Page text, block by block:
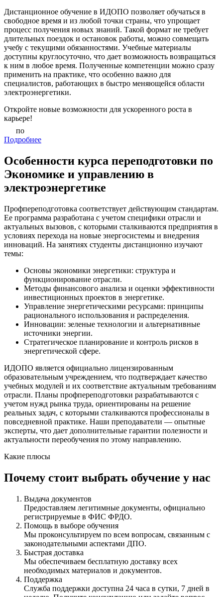
Дистанционное обучение в ИДОПО позволяет обучаться в
свободное время и из любой точки страны, что упрощает
процесс получения новых знаний. Такой формат не требует
длительных поездок и остановок работы, можно совмещать
учебу с текущими обязанностями. Учебные материалы
доступны круглосуточно, что дает возможность возвращаться
к ним в любое время. Полученные компетенции можно сразу
применить на практике, что особенно важно для
специалистов, работающих в быстро меняющейся области
электроэнергетики.
Откройте новые возможности для ускоренного роста в
карьере!
по
Подробнее
Особенности курса переподготовки по
Экономике и управлению в
электроэнергетике
Профпереподготовка соответствует действующим стандартам.
Ее программа разработана с учетом специфики отрасли и
актуальных вызовов, с которыми сталкиваются предприятия в
условиях перехода на новые энергосистемы и внедрения
инноваций. На занятиях студенты дистанционно изучают
темы:
Основы экономики энергетики: структура и
функционирование отрасли.
Методы финансового анализа и оценки эффективности
инвестиционных проектов в энергетике.
Управление энергетическими ресурсами: принципы
рационального использования и распределения.
Инновации: зеленые технологии и альтернативные
источники энергии.
Стратегическое планирование и контроль рисков в
энергетической сфере.
ИДОПО является официально лицензированным
образовательным учреждением, что подтверждает качество
учебных модулей и их соответствие актуальным требованиям
отрасли. Планы профпереподготовки разрабатываются с
учетом нужд рынка труда, ориентированы на решение
реальных задач, с которыми сталкиваются профессионалы в
повседневной практике. Наши преподаватели — опытные
эксперты, что дает дополнительные гарантии полезности и
актуальности переобучения по этому направлению.
Какие плюсы
Почему стоит выбрать обучение у нас
Выдача документов
Предоставляем легитимные документы, официально
регистрируемые в ФИС ФРДО.
Помощь в выборе обучения
Мы проконсультируем по всем вопросам, связанным с
законодательными аспектами ДПО.
Быстрая доставка
Мы обеспечиваем бесплатную доставку всех
необходимых материалов и документов.
Поддержка
Служба поддержки доступна 24 часа в сутки, 7 дней в